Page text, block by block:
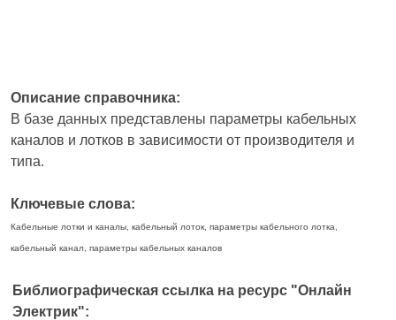
Описание справочника:
В базе данных представлены параметры кабельных
каналов и лотков в зависимости от производителя и
типа.
Ключевые слова:
Кабельные лотки и каналы, кабельный лоток, параметры кабельного лотка,
кабельный канал, параметры кабельных каналов
Библиографическая ссылка на ресурс "Онлайн
Электрик":